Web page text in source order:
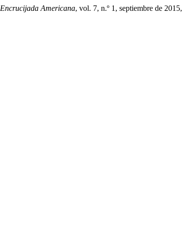
Encrucijada Americana, vol. 7, n.º 1, septiembre de 2015,